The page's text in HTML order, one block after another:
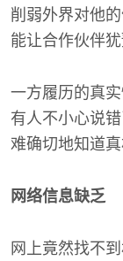
削弱外界对他
能让合作伙伴犹
一方履历的真
有人不小心说
难确切地知道真
网络信息缺乏
网上竟然找不